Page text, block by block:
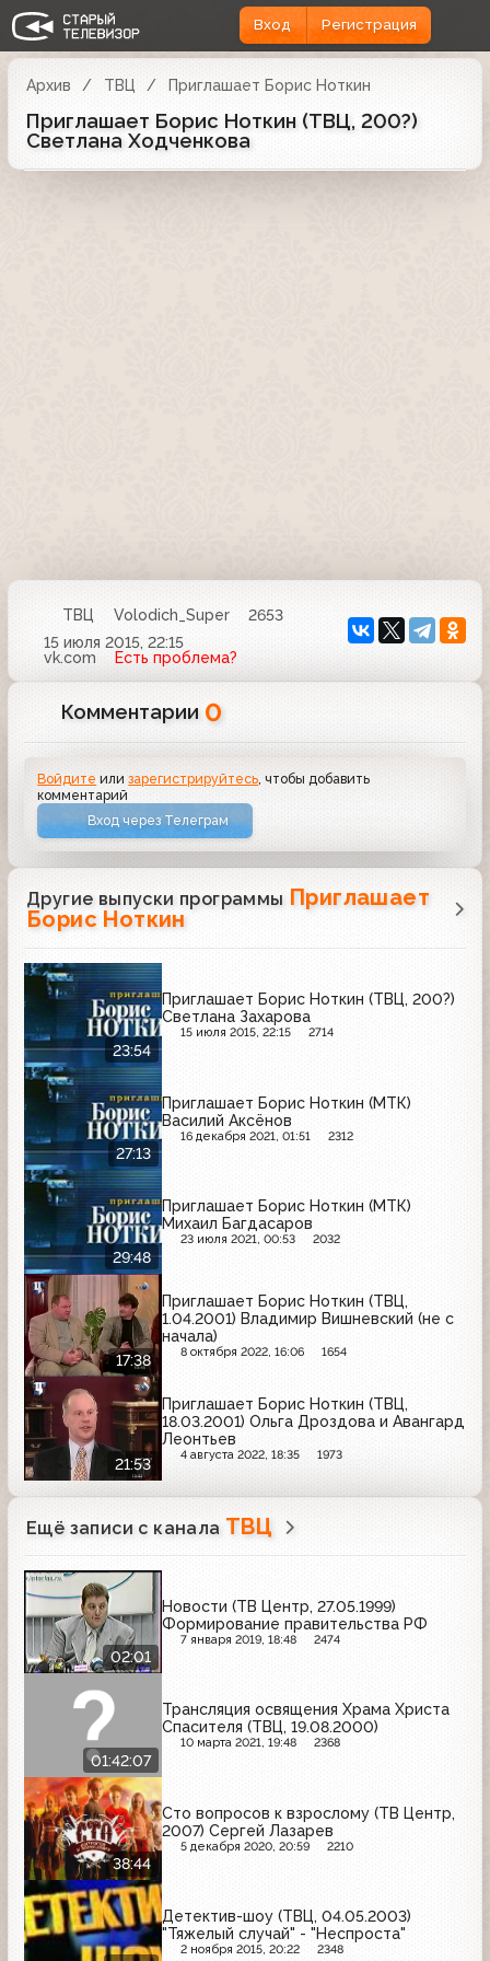
Вход Регистрация
Архив ТВЦ Приглашает Борис Ноткин
Приглашает Борис Ноткин (ТВЦ, 200?)
Светлана Ходченкова
ТВЦ Volodich_Super
2653
15 июля 2015, 22:15
vk.com
Есть проблема?
Комментарии 0
Войдите илизарегистрируйтесь , чтобы добавить
комментарий
Вход через Телеграм
Другие выпуски программы Приглашает
Борис Ноткин
23:54
Приглашает Борис Ноткин (ТВЦ, 200?)
Светлана Захарова
15 июля 2015, 22:15 2714
27:13
Приглашает Борис Ноткин (МТК)
Василий Аксёнов
16 декабря 2021, 01:51 2312
29:48
Приглашает Борис Ноткин (МТК)
Михаил Багдасаров
23 июля 2021, 00:53 2032
17:38
Приглашает Борис Ноткин (ТВЦ,
1.04.2001) Владимир Вишневский (не с
начала)
8 октября 2022, 16:06 1654
21:53
Приглашает Борис Ноткин (ТВЦ,
18.03.2001) Ольга Дроздова и Авангард
Леонтьев
4 августа 2022, 18:35 1973
Ещё записи с канала ТВЦ
02:01
Новости (ТВ Центр, 27.05.1999)
Формирование правительства РФ
7 января 2019, 18:48 2474
01:42:07
Трансляция освящения Храма Христа
Спасителя (ТВЦ, 19.08.2000)
10 марта 2021, 19:48 2368
38:44
Сто вопросов к взрослому (ТВ Центр,
2007) Сергей Лазарев
5 декабря 2020, 20:59 2210
Детектив-шоу (ТВЦ, 04.05.2003)
"Тяжелый случай" - "Неспроста"
2 ноября 2015, 20:22 2348